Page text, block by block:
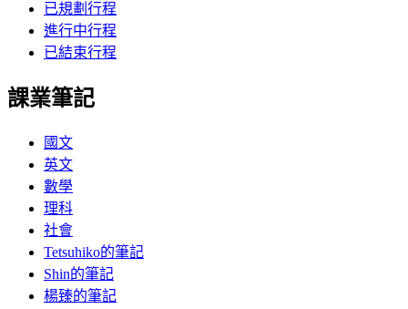
已規劃行程
進行中行程
已結束行程
課業筆記
國文
英文
數學
理科
社會
Tetsuhiko的筆記
Shin的筆記
楊臻的筆記